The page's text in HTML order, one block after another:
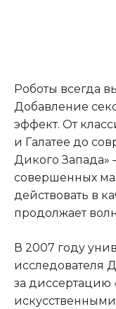
Роботы всегда
Добавление
эффект. От
и Галатее до
Дикого Запада»
совершенных
действовать в
продолжает
В 2007 году
исследователя
за